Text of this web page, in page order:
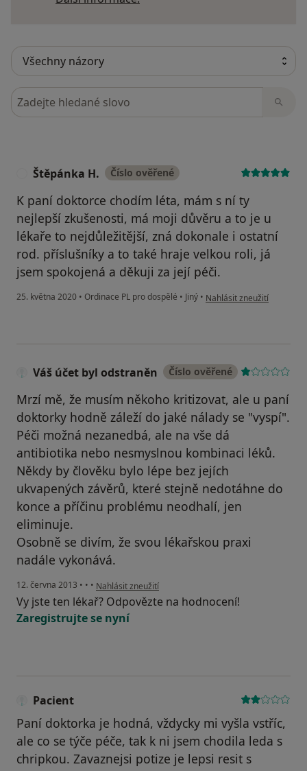
Hledejte v názorech
Štěpánka H. Číslo ověřené
K paní doktorce chodím léta, mám s ní ty
nejlepší zkušenosti, má moji důvěru a to je u
lékaře to nejdůležitější, zná dokonale i ostatní
rod. příslušníky a to také hraje velkou roli, já
jsem spokojená a děkuji za její péči.
25. května 2020 • Ordinace PL pro dospělé • Jiný • podle názoru uživatele
Nahlásit zneužití
Váš účet byl odstraněn Číslo ověřené
Mrzí mě, že musím někoho kritizovat, ale u paní
doktorky hodně záleží do jaké nálady se "vyspí".
Péči možná nezanedbá, ale na vše dá
antibiotika nebo nesmyslnou kombinaci léků.
Někdy by člověku bylo lépe bez jejích
ukvapených závěrů, které stejně nedotáhne do
konce a příčinu problému neodhalí, jen
eliminuje.
Osobně se divím, že svou lékařskou praxi
nadále vykonává.
12. června 2013 • • • podle názoru uživatele Váš účet byl odstraněn
Nahlásit zneužití
Vy jste ten lékař? Odpovězte na hodnocení!
Zaregistrujte se nyní
Pacient
Paní doktorka je hodná, vždycky mi vyšla vstříc,
ale co se týče péče, tak k ni jsem chodila leda s
chripkou. Zavaznejsi potize je lepsi resit s